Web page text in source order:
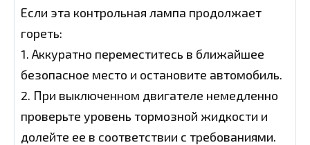
Если эта контрольная лампа продолжает
гореть:
1. Аккуратно переместитесь в ближайшее
безопасное место и остановите автомобиль.
2. При выключенном двигателе немедленно
проверьте уровень тормозной жидкости и
долейте ее в соответствии с требованиями.